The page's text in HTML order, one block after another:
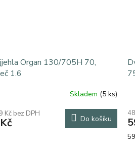
Organ 130/705H 70,
1.6
Skladem (5 ks)
Kč bez DPH
Do košíku
je
5,0